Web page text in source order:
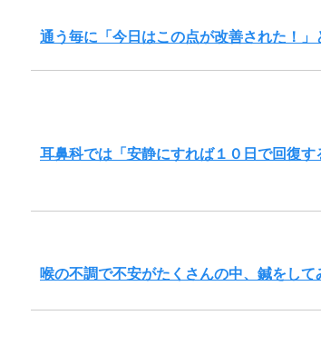
通う毎に「今日はこの点が改善された！
耳鼻科では「安静にすれば１０日で回復
喉の不調で不安がたくさんの中、鍼をし